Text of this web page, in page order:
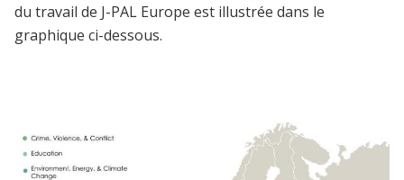
du travail de J-PAL Europe est illustrée dans le
graphique ci-dessous.